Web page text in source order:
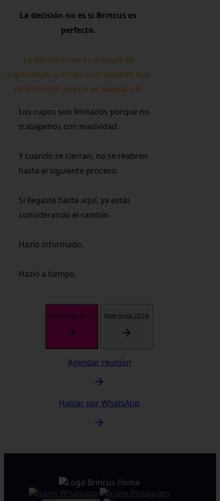
La decisión no es si Brincus es
perfecto.
La decisión real es si seguirás
exponiendo a tu hijo a un entorno que
ya te mostró que no se adapta a él.
Los cupos son limitados porque no
trabajamos con masividad.
Y cuando se cierran, no se reabren
hasta el siguiente proceso.
Si llegaste hasta aquí, ya estás
considerando el cambio.
Hazlo informado.
Hazlo a tiempo.
Matrícula 2027 Matrícula 2026
Agendar reunión
Hablar por WhatsApp